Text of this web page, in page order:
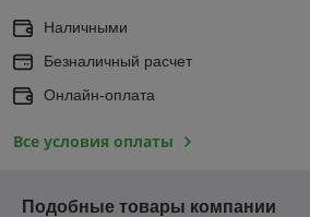
Наличными
Безналичный расчет
Онлайн-оплата
Все условия оплаты
Подобные товары компании